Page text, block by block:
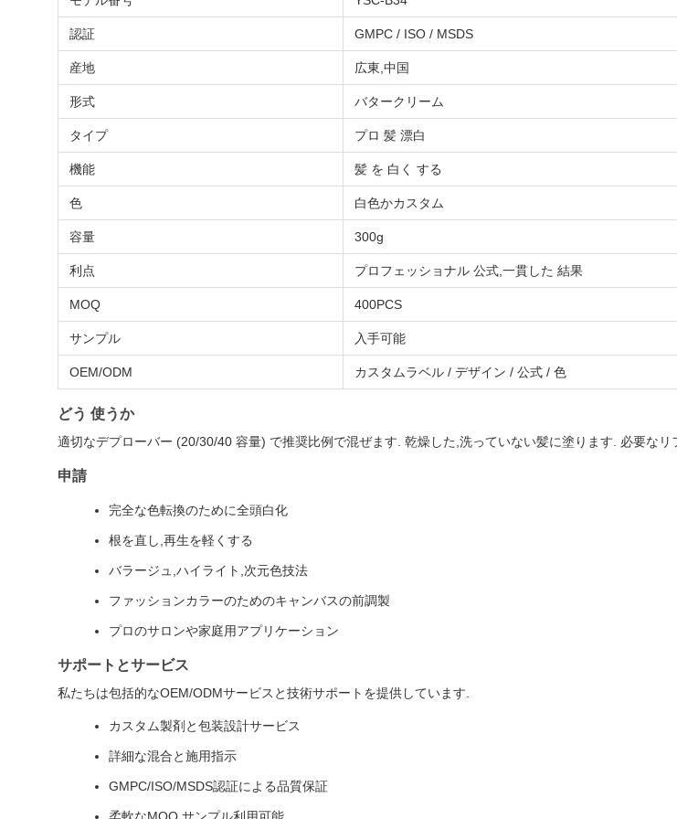
認証 GMPC / ISO / MSDS
産地 広東,中国
形式 バタークリーム
タイプ プロ 髪 漂白
機能 髪 を 白く する
色 白色かカスタム
容量 300g
利点 プロフェッショナル 公式,一貫した 結果
MOQ 400PCS
サンプル 入手可能
OEM/ODM カスタムラベル / デザイン / 公式 / 色
どう 使うか
適切なデプローバー (20/30/40 容量) で推奨比例で混ぜます. 乾燥した,洗っていない髪に塗ります. 必要な
申請
完全な色転換のために全頭白化
根を直し,再生を軽くする
バラージュ,ハイライト,次元色技法
ファッションカラーのためのキャンバスの前調製
プロのサロンや家庭用アプリケーション
サポートとサービス
私たちは包括的なOEM/ODMサービスと技術サポートを提供しています.
カスタム製剤と包装設計サービス
詳細な混合と施用指示
GMPC/ISO/MSDS認証による品質保証